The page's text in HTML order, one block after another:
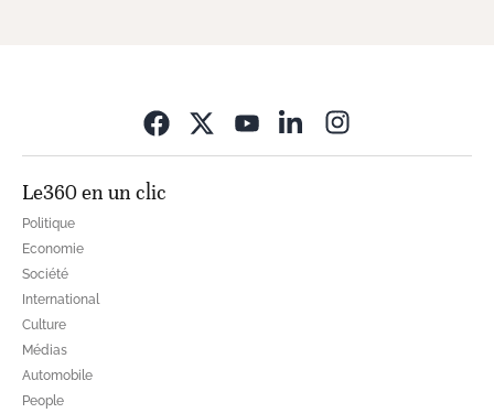
Le360 en un clic
Politique
Economie
Société
International
Culture
Médias
Automobile
People